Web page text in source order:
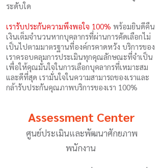
ระดับใด
เรารับประกันความพึงพอใจ 100% พร้อมยินดีคืน
เงินเต็มจำนวนหากบุคลากรที่ผ่านการคัดเลือกไม่
เป็นไปตามมาตรฐานที่องค์กรคาดหวัง บริการของ
เราครอบคลุมการประเมินทุกคุณลักษณะที่จำเป็น
เพื่อให้คุณมั่นใจในการเลือกบุคลากรที่เหมาะสม
และดีที่สุด เรามั่นใจในความสามารถของเราและ
กล้ารับประกันคุณภาพบริการของเรา 100%
Assessment Center
ศูนย์ประเมินและพัฒนาศักยภาพ
พนักงาน